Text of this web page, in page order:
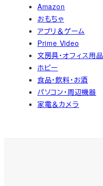
Amazon
おもちゃ
アプリ＆ゲーム
Prime Video
文房具・オフィス用品
ホビー
食品・飲料・お酒
パソコン・周辺機器
家電＆カメラ